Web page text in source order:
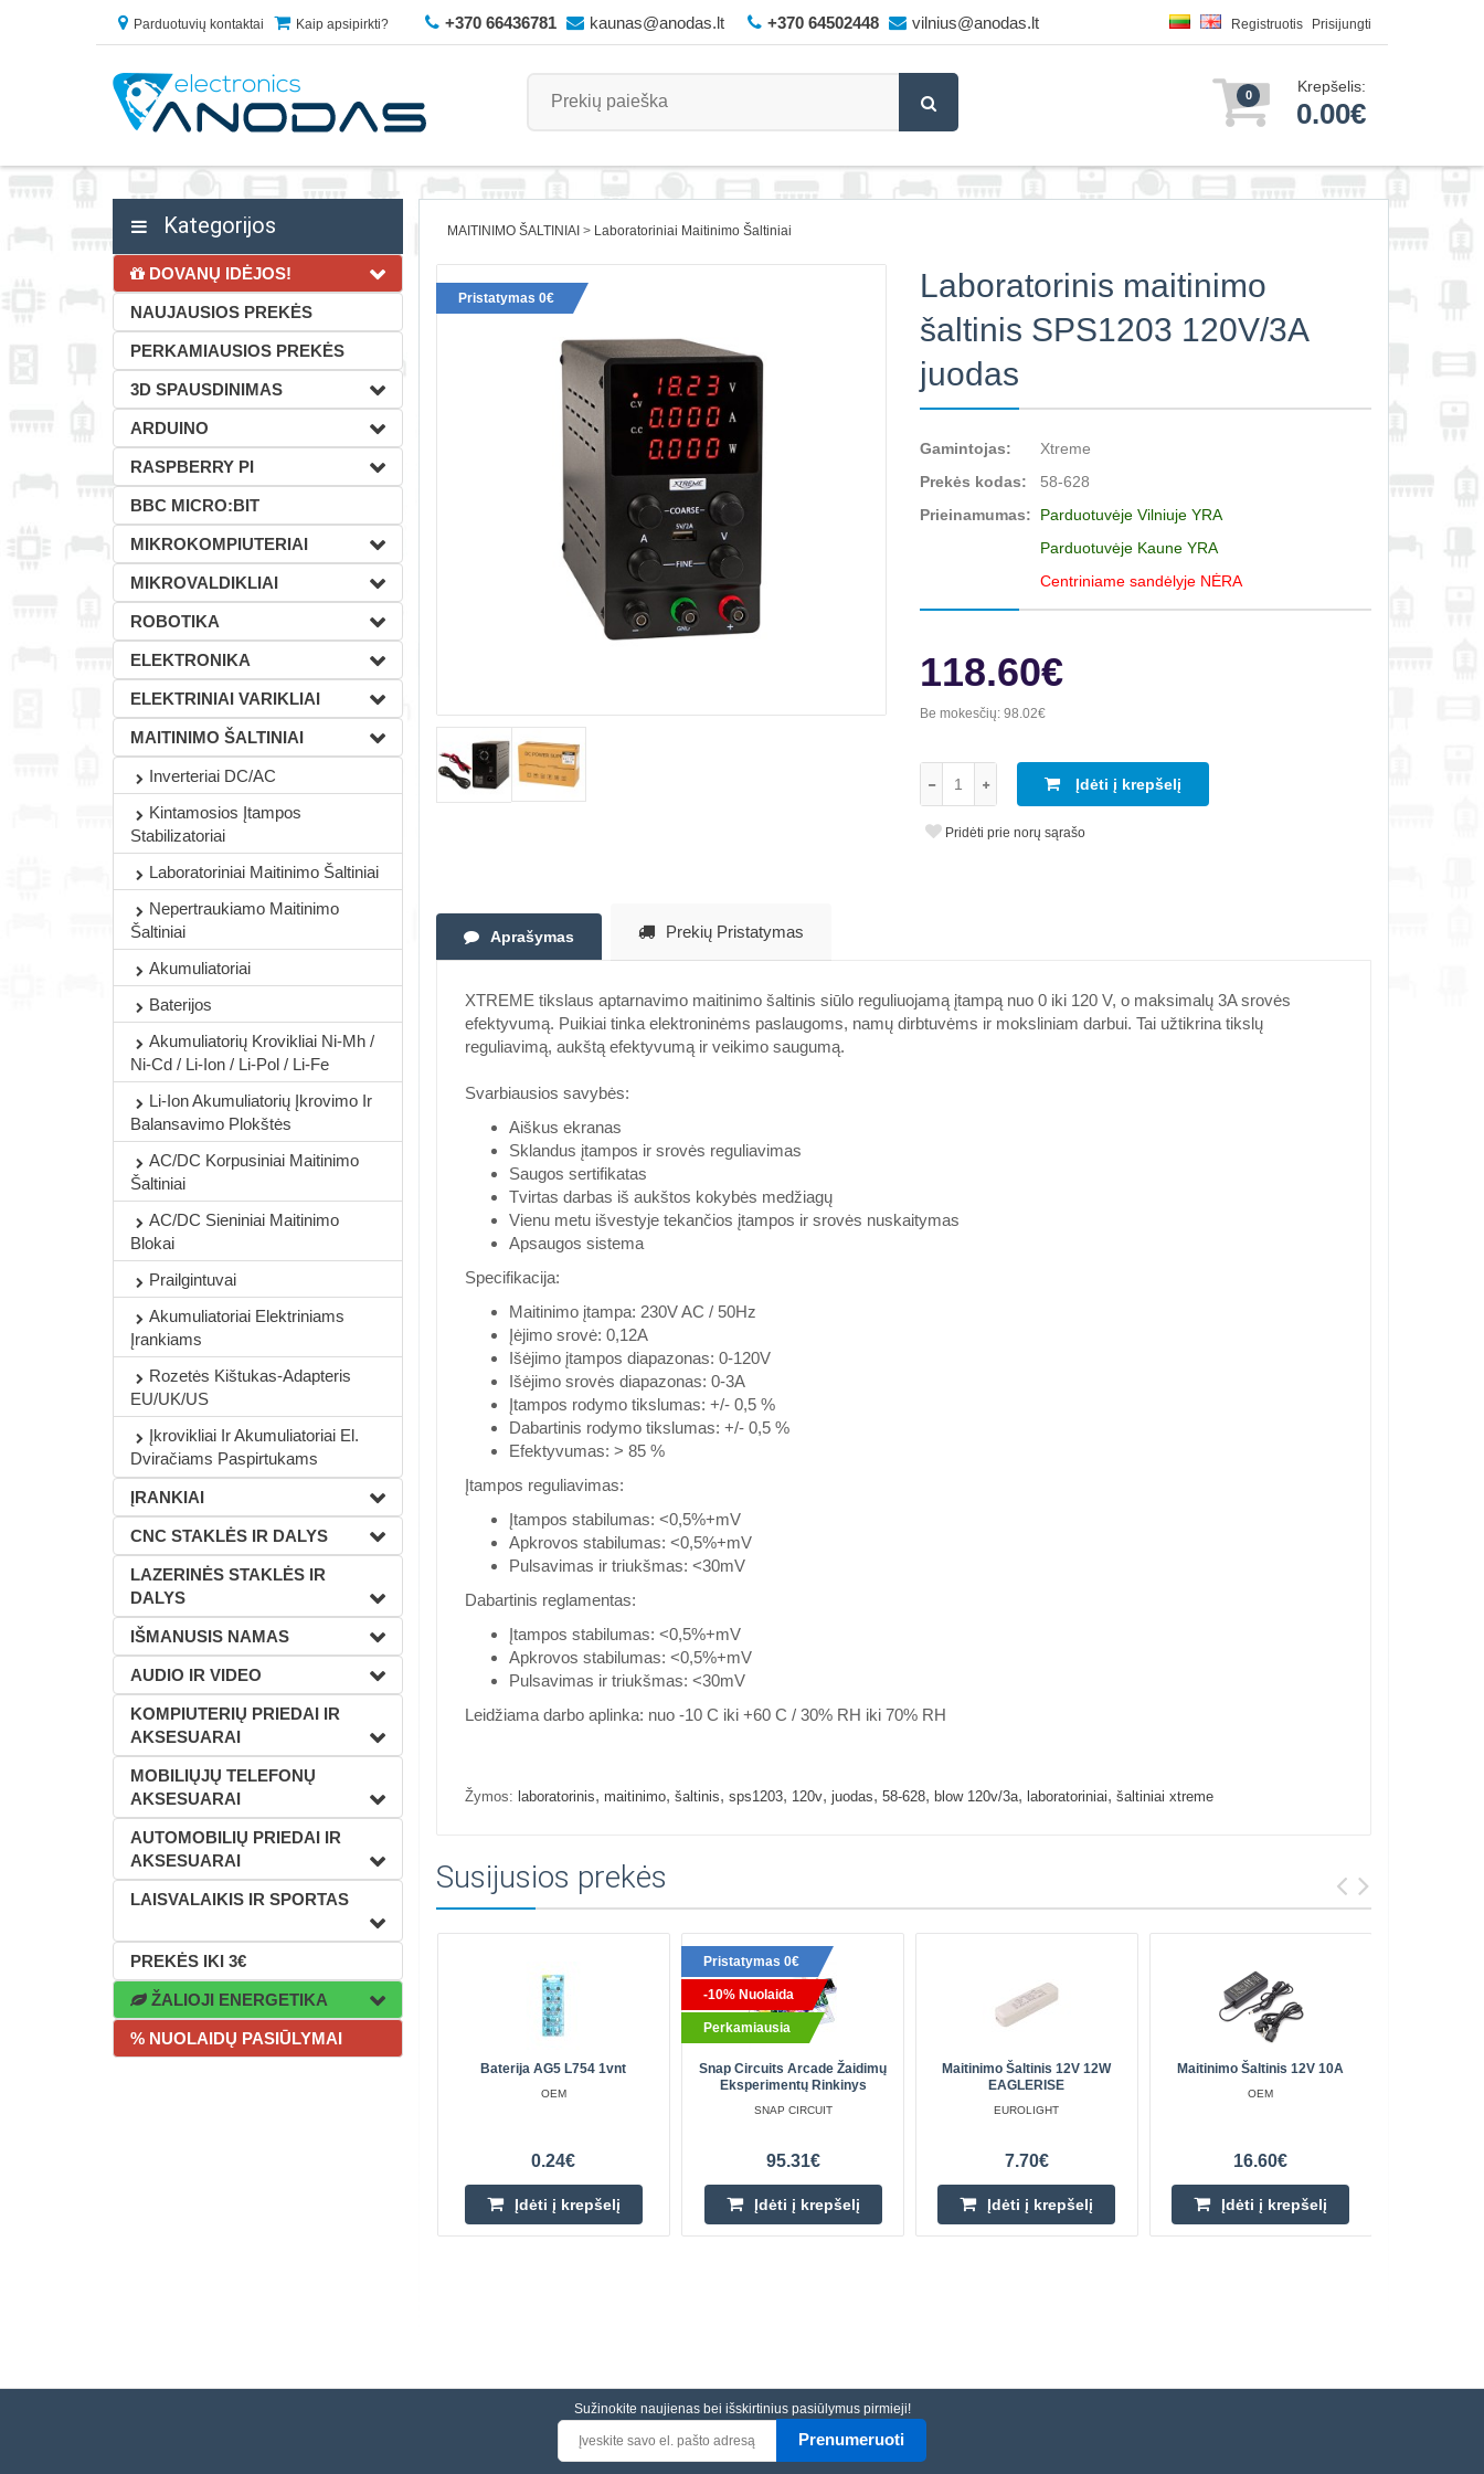
Parduotuvių kontaktai Kaip apsipirkti? +370 66436781 kaunas@anodas.lt +370 64502448 vilnius@anodas.lt Registruotis Prisijungti
0 Krepšelis:
0.00€
Kategorijos
DOVANŲ IDĖJOS!
NAUJAUSIOS PREKĖS
PERKAMIAUSIOS PREKĖS
3D SPAUSDINIMAS
ARDUINO
RASPBERRY PI
BBC MICRO:BIT
MIKROKOMPIUTERIAI
MIKROVALDIKLIAI
ROBOTIKA
ELEKTRONIKA
ELEKTRINIAI VARIKLIAI
MAITINIMO ŠALTINIAI
Inverteriai DC/AC
Kintamosios Įtampos
Stabilizatoriai
Laboratoriniai Maitinimo Šaltiniai
Nepertraukiamo Maitinimo
Šaltiniai
Akumuliatoriai
Baterijos
Akumuliatorių Krovikliai Ni-Mh /
Ni-Cd / Li-Ion / Li-Pol / Li-Fe
Li-Ion Akumuliatorių Įkrovimo Ir
Balansavimo Plokštės
AC/DC Korpusiniai Maitinimo
Šaltiniai
AC/DC Sieniniai Maitinimo
Blokai
Prailgintuvai
Akumuliatoriai Elektriniams
Įrankiams
Rozetės Kištukas-Adapteris
EU/UK/US
Įkrovikliai Ir Akumuliatoriai El.
Dviračiams Paspirtukams
ĮRANKIAI
CNC STAKLĖS IR DALYS
LAZERINĖS STAKLĖS IR
DALYS
IŠMANUSIS NAMAS
AUDIO IR VIDEO
KOMPIUTERIŲ PRIEDAI IR
AKSESUARAI
MOBILIŲJŲ TELEFONŲ
AKSESUARAI
AUTOMOBILIŲ PRIEDAI IR
AKSESUARAI
LAISVALAIKIS IR SPORTAS
PREKĖS IKI 3€
ŽALIOJI ENERGETIKA
% NUOLAIDŲ PASIŪLYMAI
MAITINIMO ŠALTINIAI Laboratoriniai Maitinimo Šaltiniai
Pristatymas 0€
Laboratorinis maitinimo
šaltinis SPS1203 120V/3A
juodas
Gamintojas:
Xtreme
Prekės kodas:
58-628
Prieinamumas:
Parduotuvėje Vilniuje YRA
Parduotuvėje Kaune YRA
Centriniame sandėlyje NĖRA
118.60€
Be mokesčių:98.02€
Įdėti į krepšelį
Pridėti prie norų sąrašo
Aprašymas Prekių Pristatymas
XTREME tikslaus aptarnavimo maitinimo šaltinis siūlo reguliuojamą įtampą nuo 0 iki 120 V, o maksimalų 3A srovės
efektyvumą. Puikiai tinka elektroninėms paslaugoms, namų dirbtuvėms ir moksliniam darbui. Tai užtikrina tikslų
reguliavimą, aukštą efektyvumą ir veikimo saugumą.
Svarbiausios savybės:
Aiškus ekranas
Sklandus įtampos ir srovės reguliavimas
Saugos sertifikatas
Tvirtas darbas iš aukštos kokybės medžiagų
Vienu metu išvestyje tekančios įtampos ir srovės nuskaitymas
Apsaugos sistema
Specifikacija:
Maitinimo įtampa: 230V AC / 50Hz
Įėjimo srovė: 0,12A
Išėjimo įtampos diapazonas: 0-120V
Išėjimo srovės diapazonas: 0-3A
Įtampos rodymo tikslumas: +/- 0,5 %
Dabartinis rodymo tikslumas: +/- 0,5 %
Efektyvumas: > 85 %
Įtampos reguliavimas:
Įtampos stabilumas: <0,5%+mV
Apkrovos stabilumas: <0,5%+mV
Pulsavimas ir triukšmas: <30mV
Dabartinis reglamentas:
Įtampos stabilumas: <0,5%+mV
Apkrovos stabilumas: <0,5%+mV
Pulsavimas ir triukšmas: <30mV
Leidžiama darbo aplinka: nuo -10 C iki +60 C / 30% RH iki 70% RH
Žymos: laboratorinis, maitinimo, šaltinis, sps1203, 120v, juodas, 58-628, blow 120v/3a, laboratoriniai, šaltiniai xtreme
Susijusios prekės
Baterija AG5 L754 1vnt
OEM
0.24€
Įdėti į krepšelį
Pristatymas 0€
-10% Nuolaida
Perkamiausia
Snap Circuits Arcade Žaidimų
Eksperimentų Rinkinys
SNAP CIRCUIT
95.31€
Įdėti į krepšelį
Maitinimo Šaltinis 12V 12W
EAGLERISE
EUROLIGHT
7.70€
Įdėti į krepšelį
Maitinimo Šaltinis 12V 10A
OEM
16.60€
Įdėti į krepšelį
Sužinokite naujienas bei išskirtinius pasiūlymus pirmieji!
Prenumeruoti